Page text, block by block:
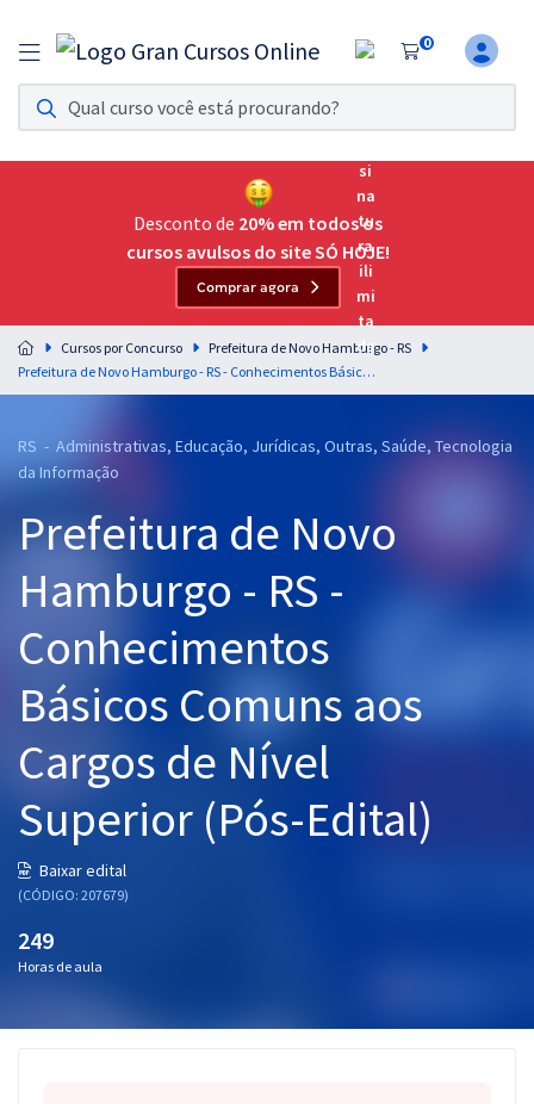
0
Assinatura Ilimitada 11
Acesso a todos os cursos. Teste grátis por 7 dias!
Assinatura OAB Até Passar
Acesso ilimitado a toda preparação para o Exame da
Residências Multiprofissionais
Preparação completa e intensiva para as principais
residências em saúde do Brasil
Assinatura Ilimitada
Graduação
OAB
Mentorias
Questões grátis
Conteúdo gratuito
Blog
Desconto de 20% em todos os
cursos avulsos do site SÓ HOJE!
Comprar agora
Cursos por Concurso
Prefeitura de Novo Hamburgo - RS
Prefeitura de Novo Hamburgo - RS - Conhecimentos Básicos Comuns aos Cargos de Nível Superior (Pós-Edital)
RS - Administrativas, Educação, Jurídicas, Outras, Saúde, Tecnologia
da Informação
Prefeitura de Novo
Hamburgo - RS -
Conhecimentos
Básicos Comuns aos
Cargos de Nível
Superior (Pós-Edital)
Baixar edital
(CÓDIGO: 207679)
249
Horas de aula